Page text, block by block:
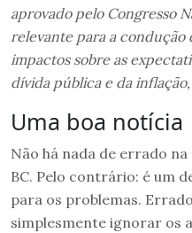
aprovado pelo Congresso
relevante para a condução
impactos sobre as
dívida pública e da
Uma boa notícia
Não há nada de errado
BC. Pelo contrário: é um
para os problemas.
simplesmente ignorar os